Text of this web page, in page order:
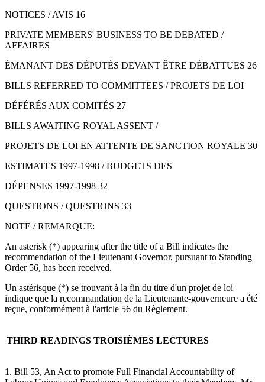
NOTICES / AVIS 16
PRIVATE MEMBERS' BUSINESS TO BE DEBATED /
AFFAIRES
ÉMANANT DES DÉPUTÉS DEVANT ÊTRE DÉBATTUES 26
BILLS REFERRED TO COMMITTEES / PROJETS DE LOI
DÉFÉRÉS AUX COMITÉS 27
BILLS AWAITING ROYAL ASSENT /
PROJETS DE LOI EN ATTENTE DE SANCTION ROYALE 30
ESTIMATES 1997-1998 / BUDGETS DES
DÉPENSES 1997-1998 32
QUESTIONS / QUESTIONS 33
NOTE / REMARQUE:
An asterisk (*) appearing after the title of a Bill indicates the
recommendation of the Lieutenant Governor, pursuant to Standing
Order 56, has been received.
Un astérisque (*) se trouvant à la fin du titre d'un projet de loi
indique que la recommandation de la Lieutenante-gouverneure a été
reçue, conformément à l'article 56 du Règlement.
THIRD READINGS TROISIÈMES LECTURES
1. Bill 53, An Act to promote Full Financial Accountability of